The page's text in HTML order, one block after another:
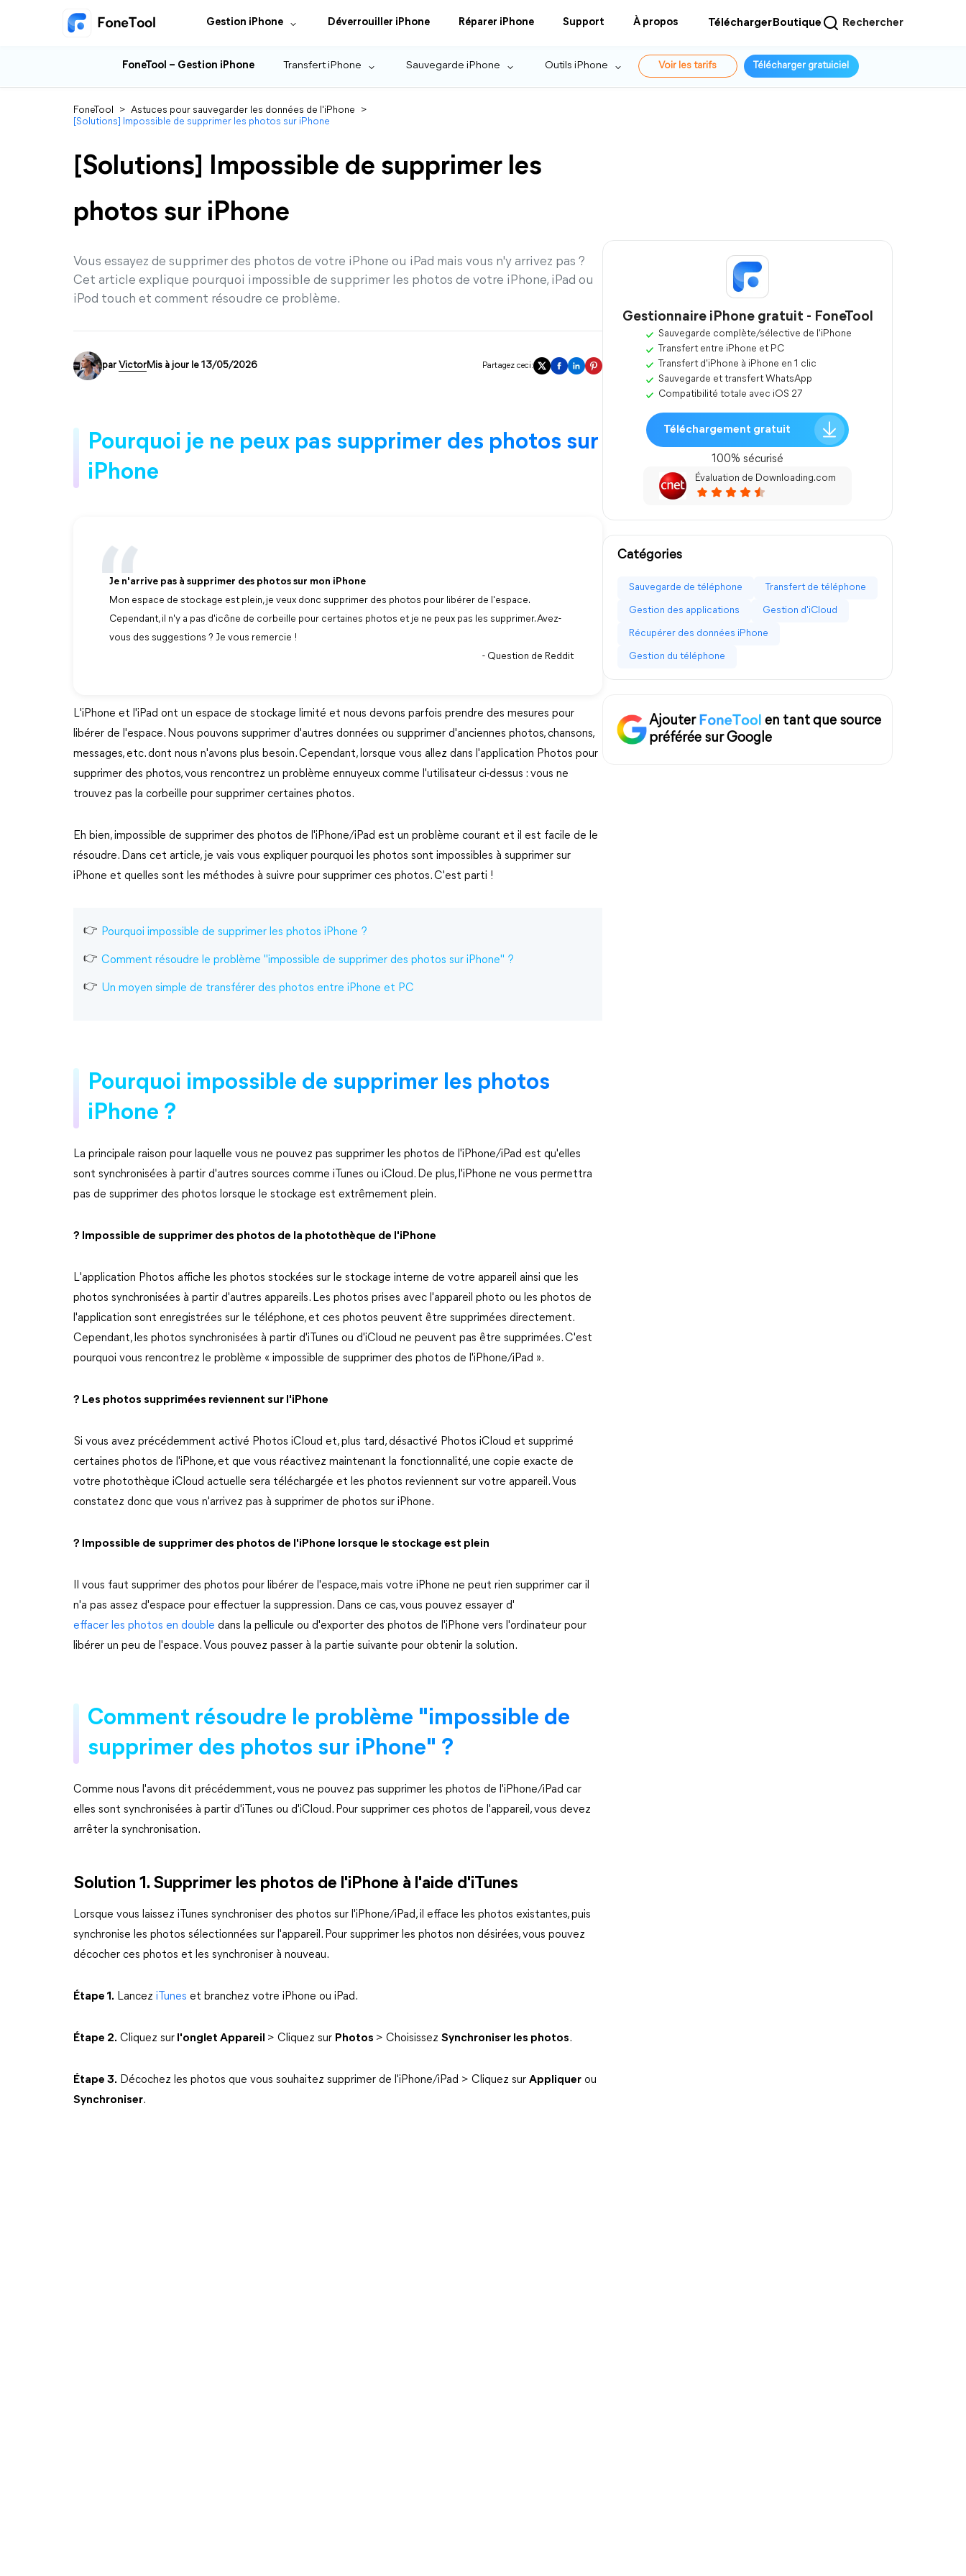
Gestion iPhone Déverrouiller iPhone Réparer iPhone Support À propos Télécharger Boutique Rechercher
FoneTool – Gestion iPhone Transfert iPhone Sauvegarde iPhone Outils iPhone Voir les tarifs Télécharger gratuiciel
FoneTool > Astuces pour sauvegarder les données de l'iPhone
>
[Solutions] Impossible de supprimer les photos sur iPhone
[Solutions] Impossible de supprimer les
photos sur iPhone
Vous essayez de supprimer des photos de votre iPhone ou iPad mais vous n'y arrivez pas ?
Cet article explique pourquoi impossible de supprimer les photos de votre iPhone, iPad ou
iPod touch et comment résoudre ce problème.
par VictorMis à jour le 13/05/2026 Partagez ceci:
Pourquoi je ne peux pas supprimer des photos sur
iPhone
Je n'arrive pas à supprimer des photos sur mon iPhone
Mon espace de stockage est plein, je veux donc supprimer des photos pour libérer de l'espace.
Cependant, il n'y a pas d'icône de corbeille pour certaines photos et je ne peux pas les supprimer. Avez-
vous des suggestions ? Je vous remercie !
- Question de Reddit
L'iPhone et l'iPad ont un espace de stockage limité et nous devons parfois prendre des mesures pour
libérer de l'espace. Nous pouvons supprimer d'autres données ou supprimer d'anciennes photos, chansons,
messages, etc. dont nous n'avons plus besoin. Cependant, lorsque vous allez dans l'application Photos pour
supprimer des photos, vous rencontrez un problème ennuyeux comme l'utilisateur ci-dessus : vous ne
trouvez pas la corbeille pour supprimer certaines photos.
Eh bien, impossible de supprimer des photos de l'iPhone/iPad est un problème courant et il est facile de le
résoudre. Dans cet article, je vais vous expliquer pourquoi les photos sont impossibles à supprimer sur
iPhone et quelles sont les méthodes à suivre pour supprimer ces photos. C'est parti !
Pourquoi impossible de supprimer les photos iPhone ?
Comment résoudre le problème "impossible de supprimer des photos sur iPhone" ?
Un moyen simple de transférer des photos entre iPhone et PC
Pourquoi impossible de supprimer les photos
iPhone ?
La principale raison pour laquelle vous ne pouvez pas supprimer les photos de l'iPhone/iPad est qu'elles
sont synchronisées à partir d'autres sources comme iTunes ou iCloud. De plus, l'iPhone ne vous permettra
pas de supprimer des photos lorsque le stockage est extrêmement plein.
? Impossible de supprimer des photos de la photothèque de l'iPhone
L'application Photos affiche les photos stockées sur le stockage interne de votre appareil ainsi que les
photos synchronisées à partir d'autres appareils. Les photos prises avec l'appareil photo ou les photos de
l'application sont enregistrées sur le téléphone, et ces photos peuvent être supprimées directement.
Cependant, les photos synchronisées à partir d'iTunes ou d'iCloud ne peuvent pas être supprimées. C'est
pourquoi vous rencontrez le problème « impossible de supprimer des photos de l'iPhone/iPad ».
? Les photos supprimées reviennent sur l'iPhone
Si vous avez précédemment activé Photos iCloud et, plus tard, désactivé Photos iCloud et supprimé
certaines photos de l'iPhone, et que vous réactivez maintenant la fonctionnalité, une copie exacte de
votre photothèque iCloud actuelle sera téléchargée et les photos reviennent sur votre appareil. Vous
constatez donc que vous n'arrivez pas à supprimer de photos sur iPhone.
? Impossible de supprimer des photos de l'iPhone lorsque le stockage est plein
Il vous faut supprimer des photos pour libérer de l'espace, mais votre iPhone ne peut rien supprimer car il
n'a pas assez d'espace pour effectuer la suppression. Dans ce cas, vous pouvez essayer d'
effacer les photos en double dans la pellicule ou d'exporter des photos de l'iPhone vers l'ordinateur pour
libérer un peu de l'espace. Vous pouvez passer à la partie suivante pour obtenir la solution.
Comment résoudre le problème "impossible de
supprimer des photos sur iPhone" ?
Comme nous l'avons dit précédemment, vous ne pouvez pas supprimer les photos de l'iPhone/iPad car
elles sont synchronisées à partir d'iTunes ou d'iCloud. Pour supprimer ces photos de l'appareil, vous devez
arrêter la synchronisation.
Solution 1. Supprimer les photos de l'iPhone à l'aide d'iTunes
Lorsque vous laissez iTunes synchroniser des photos sur l'iPhone/iPad, il efface les photos existantes, puis
synchronise les photos sélectionnées sur l'appareil. Pour supprimer les photos non désirées, vous pouvez
décocher ces photos et les synchroniser à nouveau.
Étape 1. Lancez iTunes et branchez votre iPhone ou iPad.
Étape 2. Cliquez sur l'onglet Appareil > Cliquez sur Photos > Choisissez Synchroniser les photos.
Étape 3. Décochez les photos que vous souhaitez supprimer de l'iPhone/iPad > Cliquez sur Appliquer ou
Synchroniser.
Gestionnaire iPhone gratuit - FoneTool
Sauvegarde complète/sélective de l'iPhone
Transfert entre iPhone et PC
Transfert d'iPhone à iPhone en 1 clic
Sauvegarde et transfert WhatsApp
Compatibilité totale avec iOS 27
Téléchargement gratuit
100% sécurisé
Évaluation de Downloading.com
Catégories
Sauvegarde de téléphone Transfert de téléphone
Gestion des applications Gestion d'iCloud
Récupérer des données iPhone
Gestion du téléphone
Ajouter
en tant que source
préférée sur Google